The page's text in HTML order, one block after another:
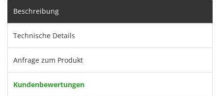
Beschreibung
Technische Details
Anfrage zum Produkt
Kundenbewertungen